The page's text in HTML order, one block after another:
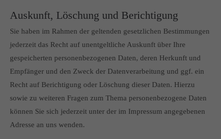
Auskunft, Löschung und Berichtigung
Sie haben im Rahmen der geltenden gesetzlichen Bestimmungen
jederzeit das Recht auf unentgeltliche Auskunft über Ihre
gespeicherten personenbezogenen Daten, deren Herkunft und
Empfänger und den Zweck der Datenverarbeitung und ggf. ein
Recht auf Berichtigung oder Löschung dieser Daten. Hierzu
sowie zu weiteren Fragen zum Thema personenbezogene Daten
können Sie sich jederzeit unter der im Impressum angegebenen
Adresse an uns wenden.